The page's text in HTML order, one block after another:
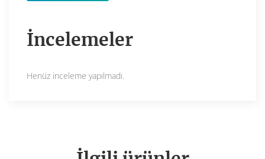
İncelemeler
Henüz inceleme yapılmadı.